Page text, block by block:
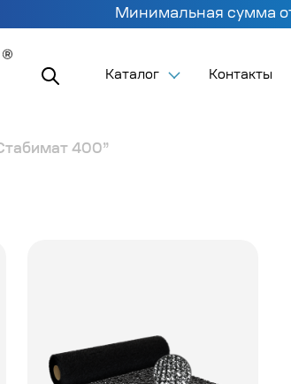
Каталог Контакты
400”
Минимальная сумма